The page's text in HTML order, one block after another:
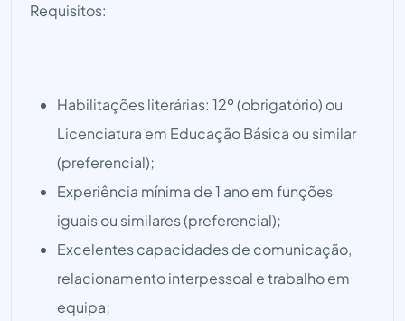
Requisitos:
Habilitações literárias: 12º (obrigatório) ou
Licenciatura em Educação Básica ou similar
(preferencial);
Experiência mínima de 1 ano em funções
iguais ou similares (preferencial);
Excelentes capacidades de comunicação,
relacionamento interpessoal e trabalho em
equipa;